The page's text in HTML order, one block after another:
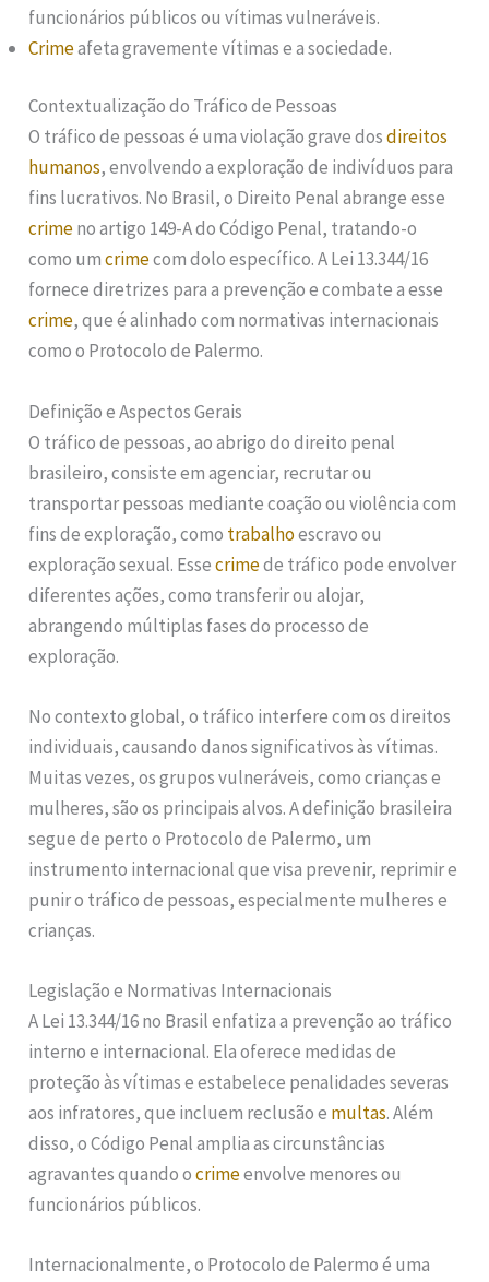
funcionários públicos ou vítimas vulneráveis.
Crimeafeta gravemente vítimas e a sociedade.
Contextualização do Tráfico de Pessoas
O tráfico de pessoas é uma violação grave dosdireitos
humanos, envolvendo a exploração de indivíduos para
fins lucrativos. No Brasil, o Direito Penal abrange esse
crimeno artigo 149-A do Código Penal, tratando-o
como umcrimecom dolo específico. A Lei 13.344/16
fornece diretrizes para a prevenção e combate a esse
crime, que é alinhado com normativas internacionais
como o Protocolo de Palermo.
Definição e Aspectos Gerais
O tráfico de pessoas, ao abrigo do direito penal
brasileiro, consiste em agenciar, recrutar ou
transportar pessoas mediante coação ou violência com
fins de exploração, como trabalhoescravo ou
exploração sexual. Essecrimede tráfico pode envolver
diferentes ações, como transferir ou alojar,
abrangendo múltiplas fases do processo de
exploração.
No contexto global, o tráfico interfere com os direitos
individuais, causando danos significativos às vítimas.
Muitas vezes, os grupos vulneráveis, como crianças e
mulheres, são os principais alvos. A definição brasileira
segue de perto o Protocolo de Palermo, um
instrumento internacional que visa prevenir, reprimir e
punir o tráfico de pessoas, especialmente mulheres e
crianças.
Legislação e Normativas Internacionais
A Lei 13.344/16 no Brasil enfatiza a prevenção ao tráfico
interno e internacional. Ela oferece medidas de
proteção às vítimas e estabelece penalidades severas
aos infratores, que incluem reclusão e multas. Além
disso, o Código Penal amplia as circunstâncias
agravantes quando ocrimeenvolve menores ou
funcionários públicos.
Internacionalmente, o Protocolo de Palermo é uma